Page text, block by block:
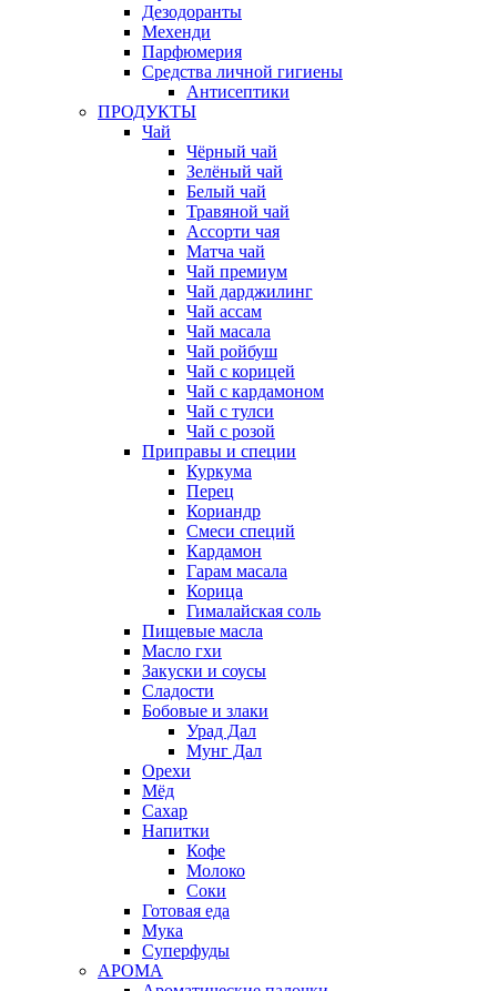
Дезодоранты
Мехенди
Парфюмерия
Средства личной гигиены
Антисептики
ПРОДУКТЫ
Чай
Чёрный чай
Зелёный чай
Белый чай
Травяной чай
Ассорти чая
Матча чай
Чай премиум
Чай дарджилинг
Чай ассам
Чай масала
Чай ройбуш
Чай с корицей
Чай с кардамоном
Чай с тулси
Чай с розой
Приправы и специи
Куркума
Перец
Кориандр
Смеси специй
Кардамон
Гарам масала
Корица
Гималайская соль
Пищевые масла
Масло гхи
Закуски и соусы
Сладости
Бобовые и злаки
Урад Дал
Мунг Дал
Орехи
Мёд
Сахар
Напитки
Кофе
Молоко
Соки
Готовая еда
Мука
Суперфуды
АРОМА